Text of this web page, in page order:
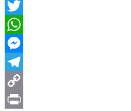
Facebook
Twitter
WhatsApp
Messenger
Telegram
Copy